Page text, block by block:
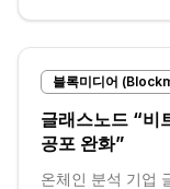
블록미디어
글래스노드 “비
공포 완화”
온체인 분석 기업